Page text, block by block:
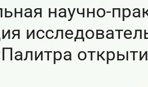
научно-